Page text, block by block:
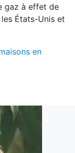
gaz à effet de
États-Unis et
en